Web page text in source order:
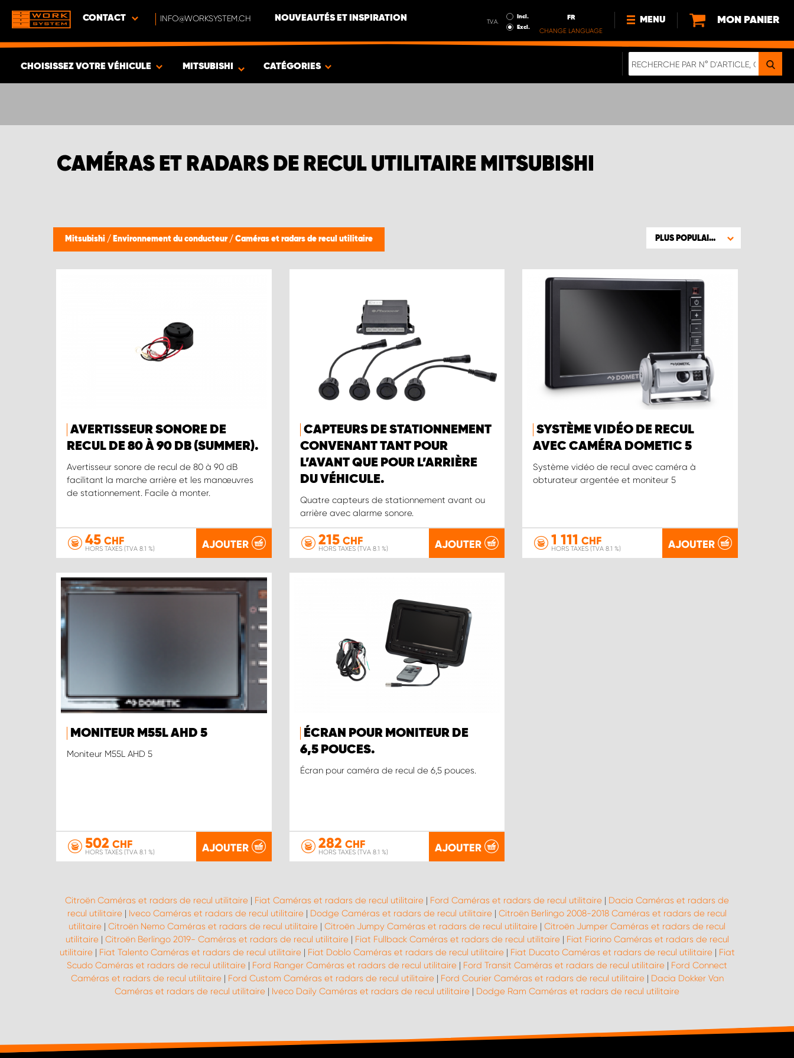
CONTACT INFO@WORKSYSTEM.CH NOUVEAUTÉS ET INSPIRATION T.V.A.
Incl.
Excl.
FR
CHANGE LANGUAGE
MENU
NOUVEAUTÉS
MON PANIER
CHOISISSEZ VOTRE VÉHICULE MITSUBISHI CATÉGORIES
CAMÉRAS ET RADARS DE RECUL UTILITAIRE MITSUBISHI
Mitsubishi / Environnement du conducteur / Caméras et radars de recul utilitaire PLUS POPULAIRE
AVERTISSEUR SONORE DE
RECUL DE 80 À 90 DB (SUMMER).
Avertisseur sonore de recul de 80 à 90 dB
facilitant la marche arrière et les manœuvres
de stationnement. Facile à monter.
45 CHF
HORS TAXES (TVA 8.1 %) AJOUTER
CAPTEURS DE STATIONNEMENT
CONVENANT TANT POUR
L’AVANT QUE POUR L’ARRIÈRE
DU VÉHICULE.
Quatre capteurs de stationnement avant ou
arrière avec alarme sonore.
215CHF
HORS TAXES (TVA 8.1 %) AJOUTER
SYSTÈME VIDÉO DE RECUL
AVEC CAMÉRA DOMETIC 5
Système vidéo de recul avec caméra à
obturateur argentée et moniteur 5
1 111 CHF
HORS TAXES (TVA 8.1 %) AJOUTER
MONITEUR M55L AHD 5
Moniteur M55L AHD 5
502 CHF
HORS TAXES (TVA 8.1 %) AJOUTER
ÉCRAN POUR MONITEUR DE
6,5 POUCES.
Écran pour caméra de recul de 6,5 pouces.
282 CHF
HORS TAXES (TVA 8.1 %) AJOUTER
Citroën Caméras et radars de recul utilitaire | Fiat Caméras et radars de recul utilitaire | Ford Caméras et radars de recul utilitaire | Dacia Caméras et radars de
recul utilitaire | Iveco Caméras et radars de recul utilitaire | Dodge Caméras et radars de recul utilitaire | Citroën Berlingo 2008-2018 Caméras et radars de recul
utilitaire | Citroën Nemo Caméras et radars de recul utilitaire | Citroën Jumpy Caméras et radars de recul utilitaire | Citroën Jumper Caméras et radars de recul
utilitaire| Citroën Berlingo 2019- Caméras et radars de recul utilitaire| Fiat Fullback Caméras et radars de recul utilitaire| Fiat Fiorino Caméras et radars de recul
utilitaire| Fiat Talento Caméras et radars de recul utilitaire| Fiat Doblo Caméras et radars de recul utilitaire| Fiat Ducato Caméras et radars de recul utilitaire| Fiat
Scudo Caméras et radars de recul utilitaire | Ford Ranger Caméras et radars de recul utilitaire | Ford Transit Caméras et radars de recul utilitaire | Ford Connect
Caméras et radars de recul utilitaire| Ford Custom Caméras et radars de recul utilitaire| Ford Courier Caméras et radars de recul utilitaire| Dacia Dokker Van
Caméras et radars de recul utilitaire | Iveco Daily Caméras et radars de recul utilitaire | Dodge Ram Caméras et radars de recul utilitaire